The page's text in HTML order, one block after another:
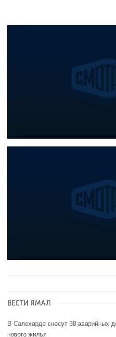
ВЕСТИ ЯМАЛ
В Салехарде снесут 38 аварийных
нового жилья